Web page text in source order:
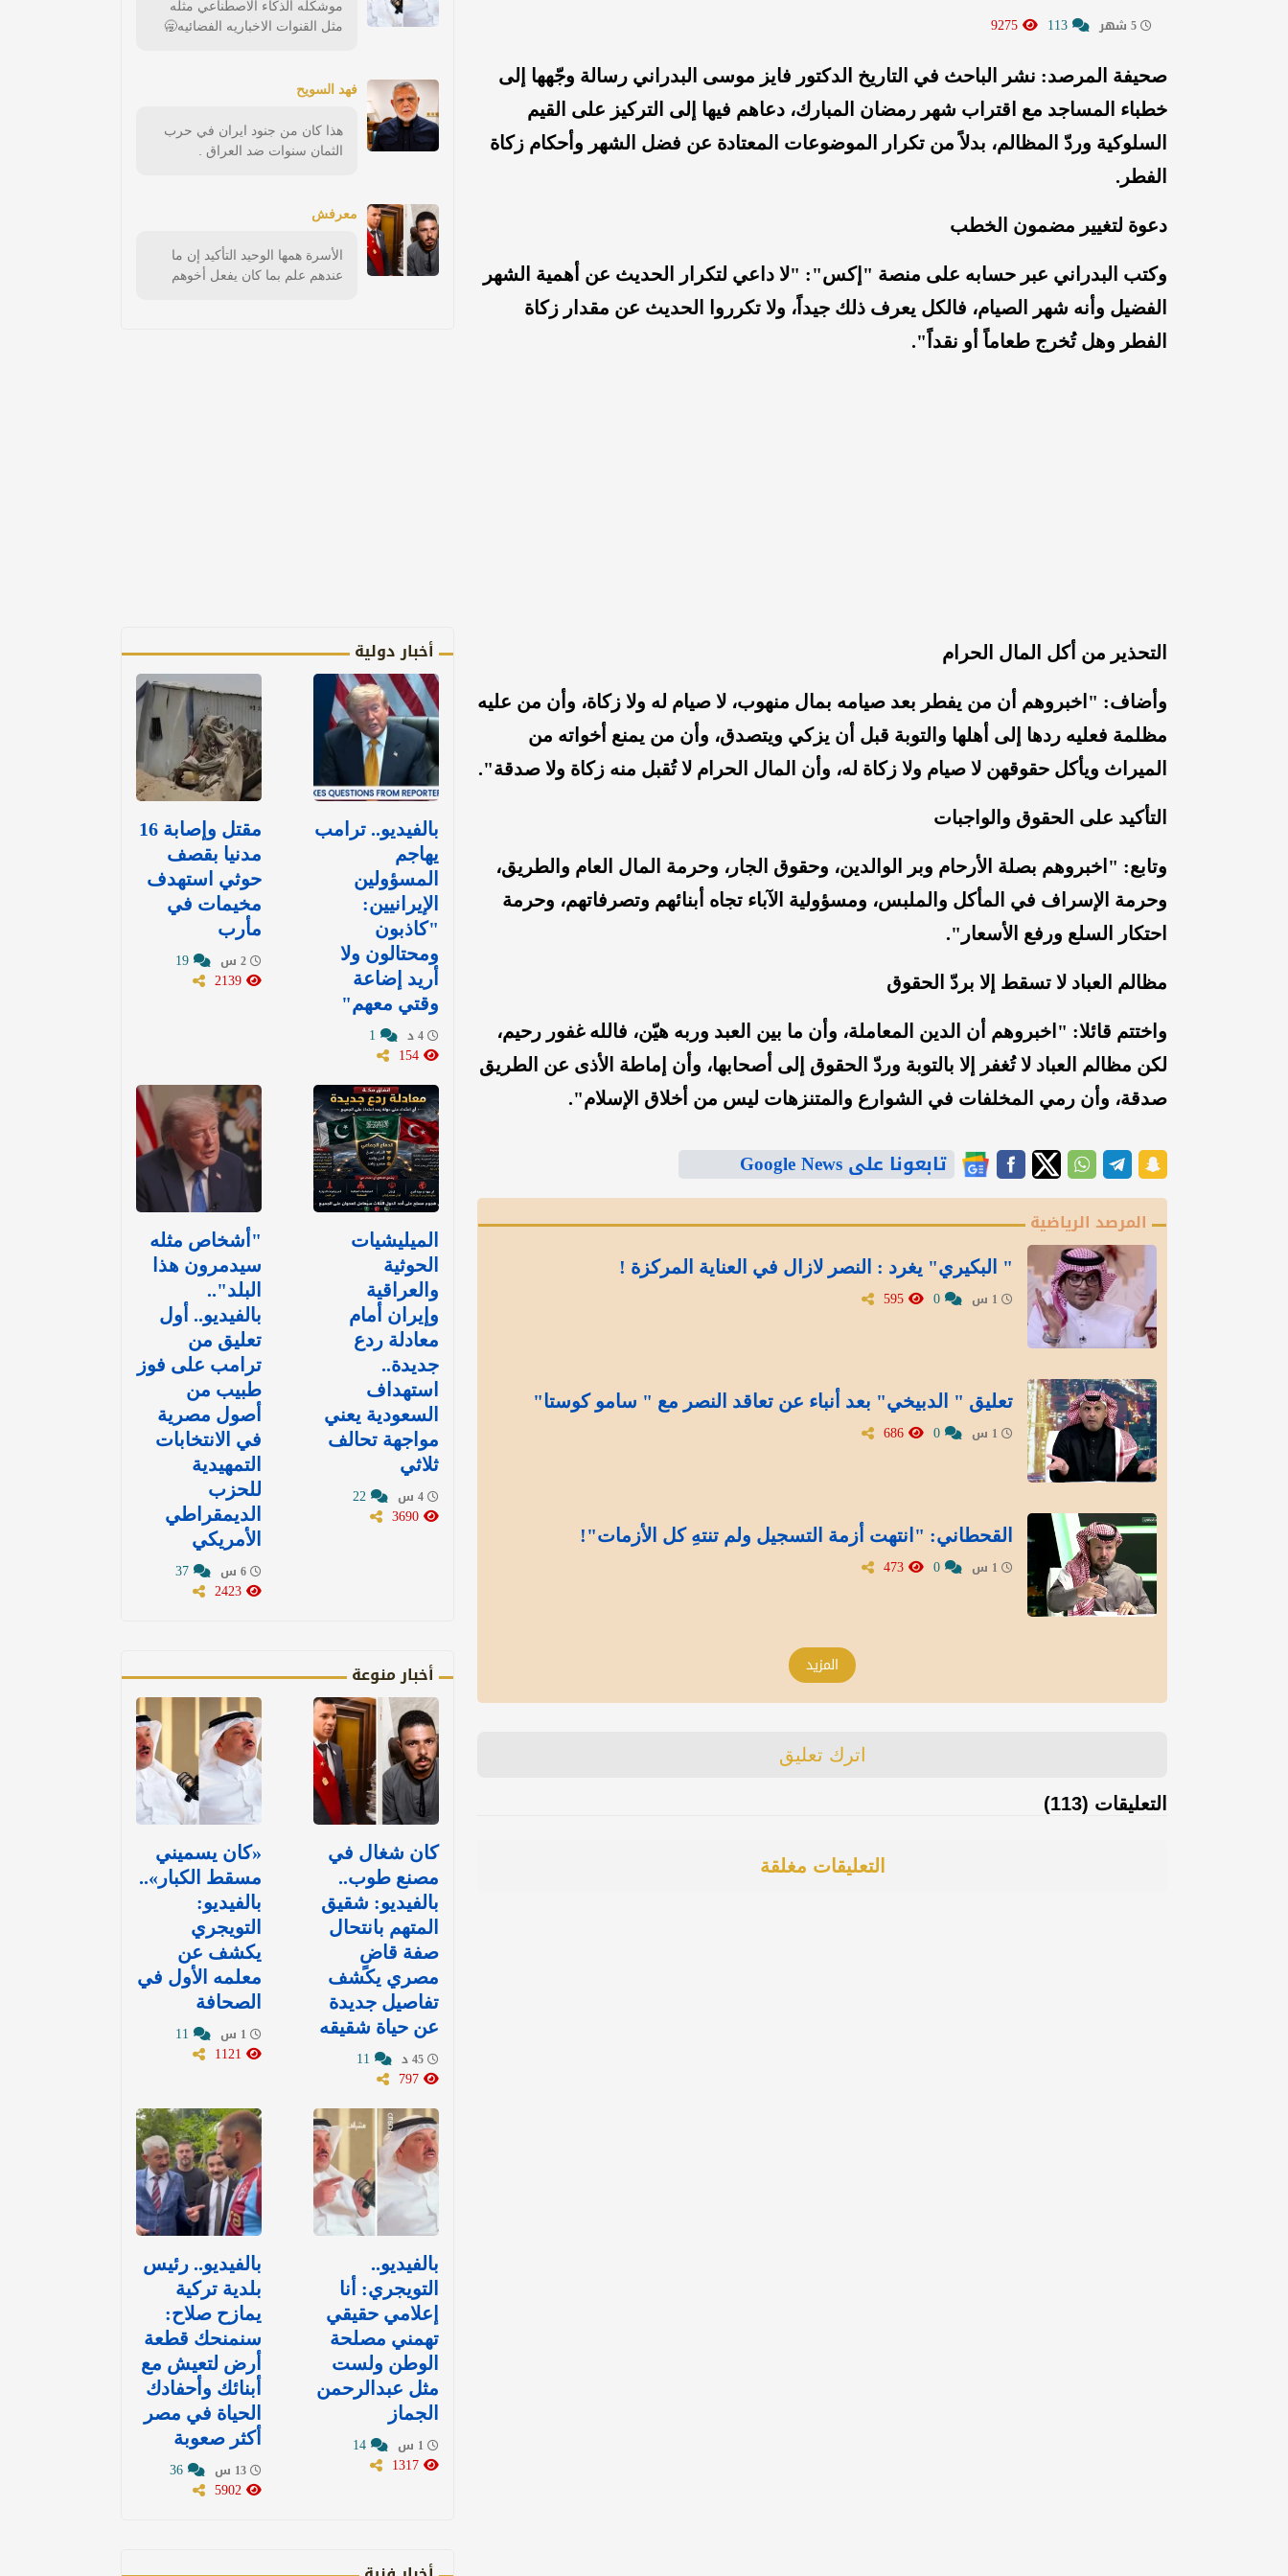
صحيفة المرصد: نشر الباحث في التاريخ الدكتور فايز موسى البدراني رسالة وجّهها إلى
خطباء المساجد مع اقتراب شهر رمضان المبارك، دعاهم فيها إلى التركيز على القيم
السلوكية وردّ المظالم، بدلاً من تكرار الموضوعات المعتادة عن فضل الشهر وأحكام زكاة
الفطر.
دعوة لتغيير مضمون الخطب
وكتب البدراني عبر حسابه على منصة "إكس": "لا داعي لتكرار الحديث عن أهمية الشهر
الفضيل وأنه شهر الصيام، فالكل يعرف ذلك جيداً، ولا تكرروا الحديث عن مقدار زكاة
الفطر وهل تُخرج طعاماً أو نقداً".
التحذير من أكل المال الحرام
وأضاف: "اخبروهم أن من يفطر بعد صيامه بمال منهوب، لا صيام له ولا زكاة، وأن من عليه
مظلمة فعليه ردها إلى أهلها والتوبة قبل أن يزكي ويتصدق، وأن من يمنع أخواته من
الميراث ويأكل حقوقهن لا صيام ولا زكاة له، وأن المال الحرام لا تُقبل منه زكاة ولا صدقة".
التأكيد على الحقوق والواجبات
وتابع: "اخبروهم بصلة الأرحام وبر الوالدين، وحقوق الجار، وحرمة المال العام والطريق،
وحرمة الإسراف في المأكل والملبس، ومسؤولية الآباء تجاه أبنائهم وتصرفاتهم، وحرمة
احتكار السلع ورفع الأسعار".
مظالم العباد لا تسقط إلا بردّ الحقوق
واختتم قائلا: "اخبروهم أن الدين المعاملة، وأن ما بين العبد وربه هيّن، فالله غفور رحيم،
لكن مظالم العباد لا تُغفر إلا بالتوبة وردّ الحقوق إلى أصحابها، وأن إماطة الأذى عن الطريق
صدقة، وأن رمي المخلفات في الشوارع والمتنزهات ليس من أخلاق الإسلام".
تابعونا على Google News
المرصد الرياضية
" البكيري" يغرد : النصر لازال في العناية المركزة !
تعليق " الدبيخي" بعد أنباء عن تعاقد النصر مع " سامو كوستا"
القحطاني: "انتهت أزمة التسجيل ولم تنتهِ كل الأزمات"!
المزيد
اترك تعليق
التعليقات (113)
التعليقات مغلقة
موشكله الذكاء الاصطناعي مثله
مثل القنوات الاخباريه الفضائيه🥱
فهد السويح
هذا كان من جنود ايران في حرب
الثمان سنوات ضد العراق .
معرفش
الأسرة همها الوحيد التأكيد إن ما
عندهم علم بما كان يفعل أخوهم
أخبار دولية
بالفيديو.. ترامب
يهاجم
المسؤولين
الإيرانيين:
"كاذبون
ومحتالون ولا
أريد إضاعة
وقتي معهم"
مقتل وإصابة 16
مدنيا بقصف
حوثي استهدف
مخيمات في
مأرب
الميليشيات
الحوثية
والعراقية
وإيران أمام
معادلة ردع
جديدة..
استهداف
السعودية يعني
مواجهة تحالف
ثلاثي
"أشخاص مثله
سيدمرون هذا
البلد"..
بالفيديو.. أول
تعليق من
ترامب على فوز
طبيب من
أصول مصرية
في الانتخابات
التمهيدية
للحزب
الديمقراطي
الأمريكي
أخبار منوعة
كان شغال في
مصنع طوب..
بالفيديو: شقيق
المتهم بانتحال
صفة قاضٍ
مصري يكشف
تفاصيل جديدة
عن حياة شقيقه
«كان يسميني
مسقط الكبار»..
بالفيديو:
التويجري
يكشف عن
معلمه الأول في
الصحافة
بالفيديو..
التويجري: أنا
إعلامي حقيقي
تهمني مصلحة
الوطن ولست
مثل عبدالرحمن
الجماز
بالفيديو.. رئيس
بلدية تركية
يمازح صلاح:
سنمنحك قطعة
أرض لتعيش مع
أبنائك وأحفادك
الحياة في مصر
أكثر صعوبة